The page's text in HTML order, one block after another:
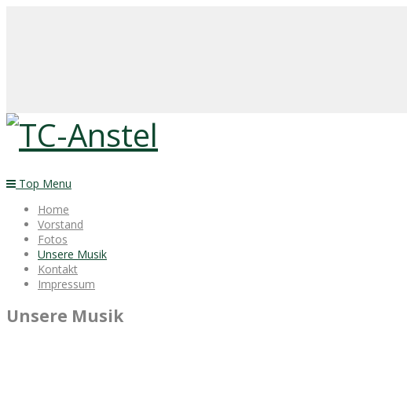
Top Menu
Home
Vorstand
Fotos
Unsere Musik
Kontakt
Impressum
Unsere Musik